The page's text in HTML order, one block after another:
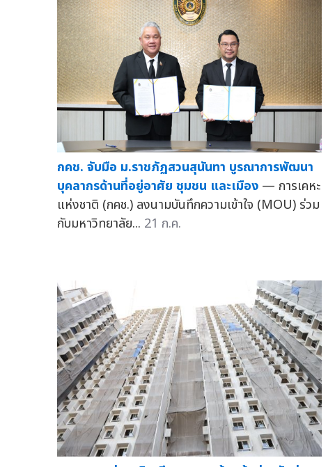
กคช. จับมือ ม.ราชภัฏสวนสุนันทา บูรณาการพัฒนา
บุคลากรด้านที่อยู่อาศัย ชุมชน และเมือง — การเคหะ
แห่งชาติ (กคช.) ลงนามบันทึกความเข้าใจ (MOU) ร่วม
กับมหาวิทยาลัย... 21 ก.ค.